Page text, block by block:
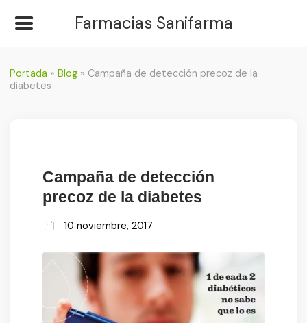
Farmacias Sanifarma
Portada »Blog » Campaña de detección precoz de la
diabetes
Campaña de detección
precoz de la diabetes
10 noviembre, 2017